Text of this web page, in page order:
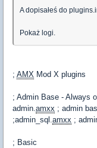
A dopisałeś do
Pokaż logi.
; AMX Mod X plugins
; Admin Base - Always
admin. amxx ; admin
;admin_sql. amxx ;
; Basic